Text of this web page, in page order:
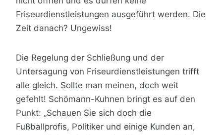
Friseurdienstleistungen ausgeführt werden. Die
Zeit danach? Ungewiss!
Die Regelung der Schließung und der
Untersagung von Friseurdienstleistungen trifft
alle gleich. Sollte man meinen, doch weit
gefehlt! Schömann-Kuhnen bringt es auf den
Punkt: „Schauen Sie sich doch die
Fußballprofis, Politiker und einige Kunden an,